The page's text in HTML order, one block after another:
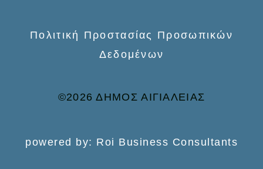
Πολιτική Προστασίας Προσωπικών
Δεδομένων
©2026 ΔΗΜΟΣ ΑΙΓΙΑΛΕΙΑΣ
powered by: Roi Business Consultants